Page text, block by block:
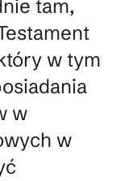
tam,
w tym
w
w